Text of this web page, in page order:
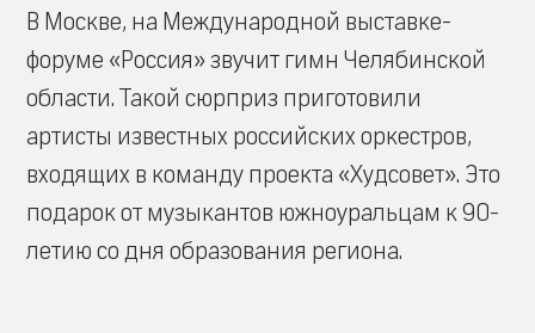
В Москве, на Международной выставке-
форуме «Россия» звучит гимн Челябинской
области. Такой сюрприз приготовили
артисты известных российских оркестров,
входящих в команду проекта «Худсовет». Это
подарок от музыкантов южноуральцам к 90-
летию со дня образования региона.